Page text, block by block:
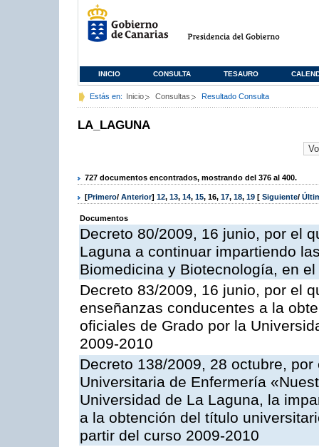
INICIO CONSULTA TESAURO
Estás en: Inicio Consultas Resultado Consulta
LA_LAGUNA
727 documentos encontrados, mostrando del 376 al 400.
[Primero/ Anterior] 12, 13, 14, 15, 16, 17, 18, 19 [ Siguiente/
Documentos
Decreto 80/2009, 16 junio, por el
Laguna a continuar impartiendo
Biomedicina y Biotecnología, en
Decreto 83/2009, 16 junio, por el
enseñanzas conducentes a la
oficiales de Grado por la
2009-2010
Decreto 138/2009, 28 octubre,
Universitaria de Enfermería
Universidad de La Laguna, la
a la obtención del título
partir del curso 2009-2010